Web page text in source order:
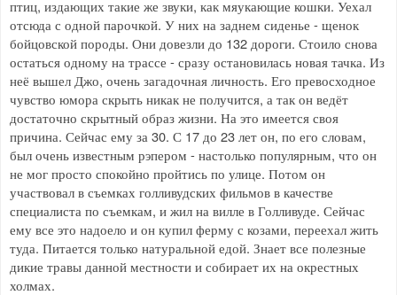
птиц, издающих такие же звуки, как мяукающие кошки. Уехал
отсюда с одной парочкой. У них на заднем сиденье - щенок
бойцовской породы. Они довезли до 132 дороги. Стоило снова
остаться одному на трассе - сразу остановилась новая тачка. Из
неё вышел Джо, очень загадочная личность. Его превосходное
чувство юмора скрыть никак не получится, а так он ведёт
достаточно скрытный образ жизни. На это имеется своя
причина. Сейчас ему за 30. С 17 до 23 лет он, по его словам,
был очень известным рэпером - настолько популярным, что он
не мог просто спокойно пройтись по улице. Потом он
участвовал в съемках голливудских фильмов в качестве
специалиста по съемкам, и жил на вилле в Голливуде. Сейчас
ему все это надоело и он купил ферму с козами, переехал жить
туда. Питается только натуральной едой. Знает все полезные
дикие травы данной местности и собирает их на окрестных
холмах.